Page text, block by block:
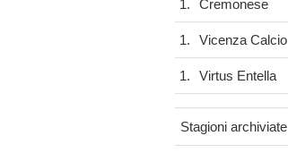
1. Cremonese
1. Vicenza Calcio
1. Virtus Entella
Stagioni archiviate